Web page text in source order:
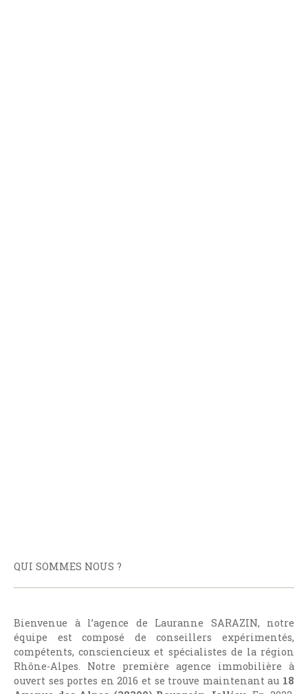
QUI SOMMES NOUS ?
Bienvenue à l’agence de Lauranne SARAZIN, notre
équipe est composé de conseillers expérimentés,
compétents, consciencieux et spécialistes de la région
Rhône-Alpes. Notre première agence immobilière à
ouvert ses portes en 2016 et se trouve maintenant au 18